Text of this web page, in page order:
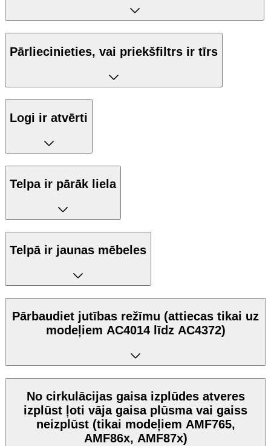
Pārliecinieties, vai priekšfiltrs ir tīrs
Logi ir atvērti
Telpa ir pārāk liela
Telpā ir jaunas mēbeles
Pārbaudiet jutības režīmu (attiecas tikai uz
modeļiem AC4014 līdz AC4372)
No cirkulācijas gaisa izplūdes atveres
izplūst ļoti vāja gaisa plūsma vai gaiss
neizplūst (tikai modeļiem AMF765,
AMF86x, AMF87x)